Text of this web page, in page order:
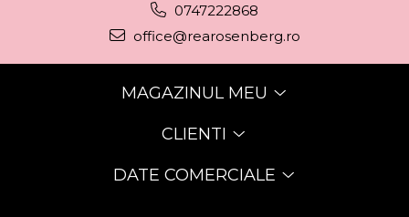
0747222868
office@rearosenberg.ro
MAGAZINUL MEU
CLIENTI
DATE COMERCIALE